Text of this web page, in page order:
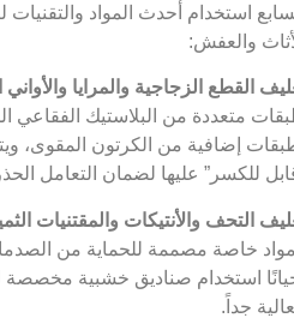
استخدام أحدث المواد
والعفش:
القطع الزجاجية والمرايا والأواني
متعددة من البلاستيك الفقاعي
إضافية من الكرتون المقوى،
للكسر” عليها لضمان التعامل
التحف والأنتيكات والمقتنيات
خاصة مصممة للحماية من
استخدام صناديق خشبية مخصصة
جداً.